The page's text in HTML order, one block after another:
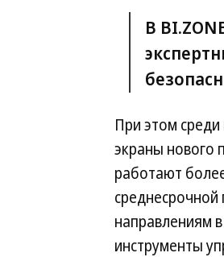
В
При этом
экраны нового
работают
направлениям
инструменты